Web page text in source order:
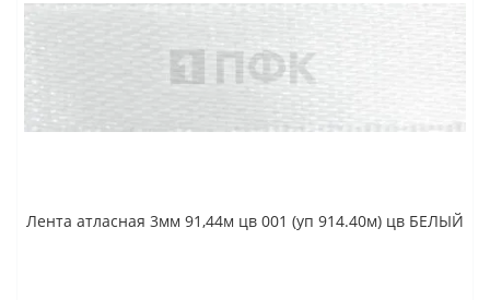
Лента атласная 3мм 91,44м цв 001 (уп 914.40м) цв БЕЛЫЙ